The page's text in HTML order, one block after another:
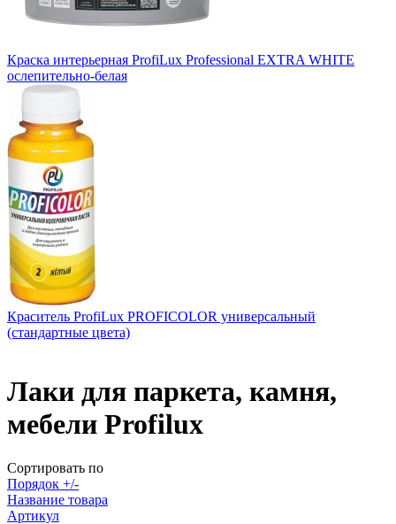
Краска интерьерная ProfiLux Professional EXTRA WHITE
ослепительно-белая
Краситель ProfiLux PROFICOLOR универсальный
(стандартные цвета)
Лаки для паркета, камня,
мебели Profilux
Сортировать по
Порядок +/-
Название товара
Артикул